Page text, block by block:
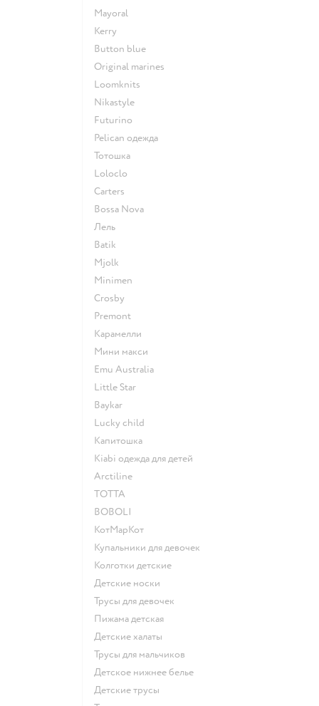
Mayoral
Kerry
Button blue
Original marines
Loomknits
Nikastyle
Futurino
Pelican одежда
Тотошка
Loloclo
Сarters
Bossa Nova
Лель
Batik
Mjolk
Minimen
Crosby
Premont
Карамелли
Мини макси
Emu Australia
Little Star
Baykar
Lucky child
Капитошка
Kiabi одежда для детей
Arctiline
ТОТТА
BOBOLI
КотМарКот
Купальники для девочек
Колготки детские
Детские носки
Трусы для девочек
Пижама детская
Детские халаты
Трусы для мальчиков
Детское нижнее белье
Детские трусы